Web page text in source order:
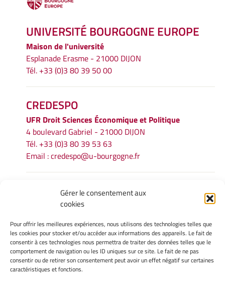
Gérer le consentement aux
cookies
Pour offrir les meilleures expériences, nous utilisons des technologies telles que
les cookies pour stocker et/ou accéder aux informations des appareils. Le fait de
consentir à ces technologies nous permettra de traiter des données telles que le
comportement de navigation ou les ID uniques sur ce site. Le fait de ne pas
consentir ou de retirer son consentement peut avoir un effet négatif sur certaines
caractéristiques et fonctions.
UNIVERSITÉ BOURGOGNE EUROPE
Maison de l'université
Esplanade Erasme - 21000 DIJON
Tél. +33 (0)3 80 39 50 00
CREDESPO
UFR Droit Sciences Économique et Politique
4 boulevard Gabriel - 21000 DIJON
Tél. +33 (0)3 80 39 53 63
Email :credespo@u-bourgogne.fr
INFORMATIONS LÉGALES
Mentions légales
Politique de cookies
Déclaration de confidentialité
Avertissement